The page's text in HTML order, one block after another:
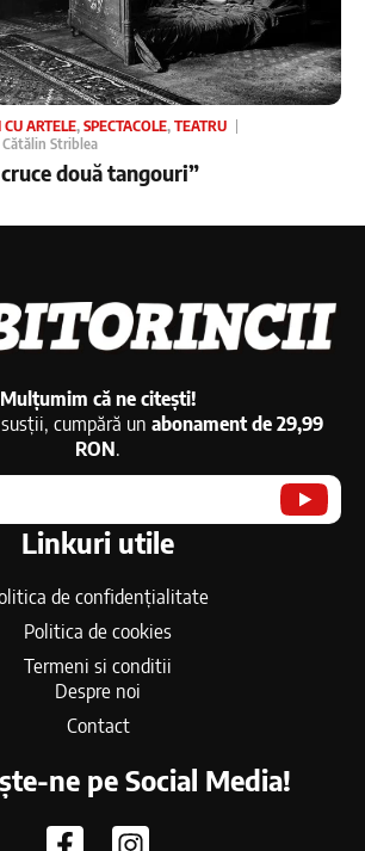
ARTELE, SPECTACOLE, TEATRU
Cătălin Striblea
două tangouri”
Mulțumim că ne citești!
cumpără un abonament de 29,99
RON.
Linkuri utile
de confidențialitate
Politica de cookies
Termeni si conditii
Despre noi
Contact
ne pe Social Media!